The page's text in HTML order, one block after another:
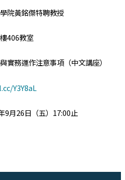
院黃銘傑特聘教授
406教室
實務運作注意事項（中文講座）
Y3Y8aL
9月26日（五）17:00止